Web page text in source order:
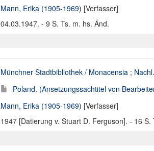
Mann, Erika (1905-1969) [Verfasser]
04.03.1947. - 9 S. Ts. m. hs. Änd.
Münchner Stadtbibliothek / Monacensia ;
Poland. (Ansetzungssachtitel von
Mann, Erika (1905-1969) [Verfasser]
1947 [Datierung v. Stuart D. Ferguson]. - 16